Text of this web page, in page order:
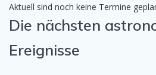
Aktuell sind noch keine Termine
Die nächsten
Ereignisse